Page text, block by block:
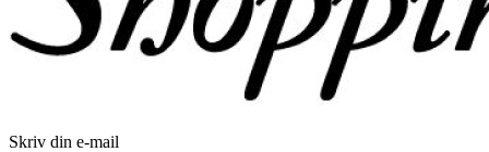
Skriv din e-mail